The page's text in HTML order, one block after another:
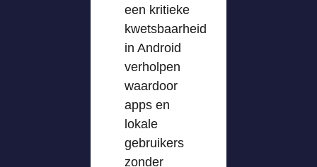
een kritieke
kwetsbaarheid
in Android
verholpen
waardoor
apps en
lokale
gebruikers
zonder